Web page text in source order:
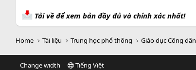
Tải về để xem bản đầy đủ và chính xác nhất!
Home Tài liệu Trung học phổ thông Giáo dục Công dân
Change width Tiếng Việt